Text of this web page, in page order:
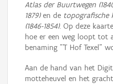
Atlas der Buurtwegen
1879)en de topografische
(1846-1854). Op deze
hoe er een weg loopt tot
benaming "'T Hof Texel"
Aan de hand van het
motteheuvel en het